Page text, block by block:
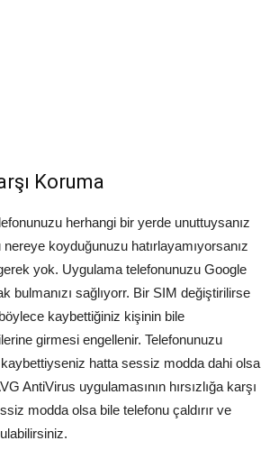
Koruma
herhangi bir yerde unuttuysanız
koyduğunuzu hatırlayamıyorsanız
yok. Uygulama telefonunuzu Google
bulmanızı sağlıyorr. Bir SIM değiştirilirse
kaybettiğiniz kişinin bile
girmesi engellenir. Telefonunuzu
hatta sessiz modda dahi olsa
AntiVirus uygulamasının hırsızlığa karşı
modda olsa bile telefonu çaldırır ve